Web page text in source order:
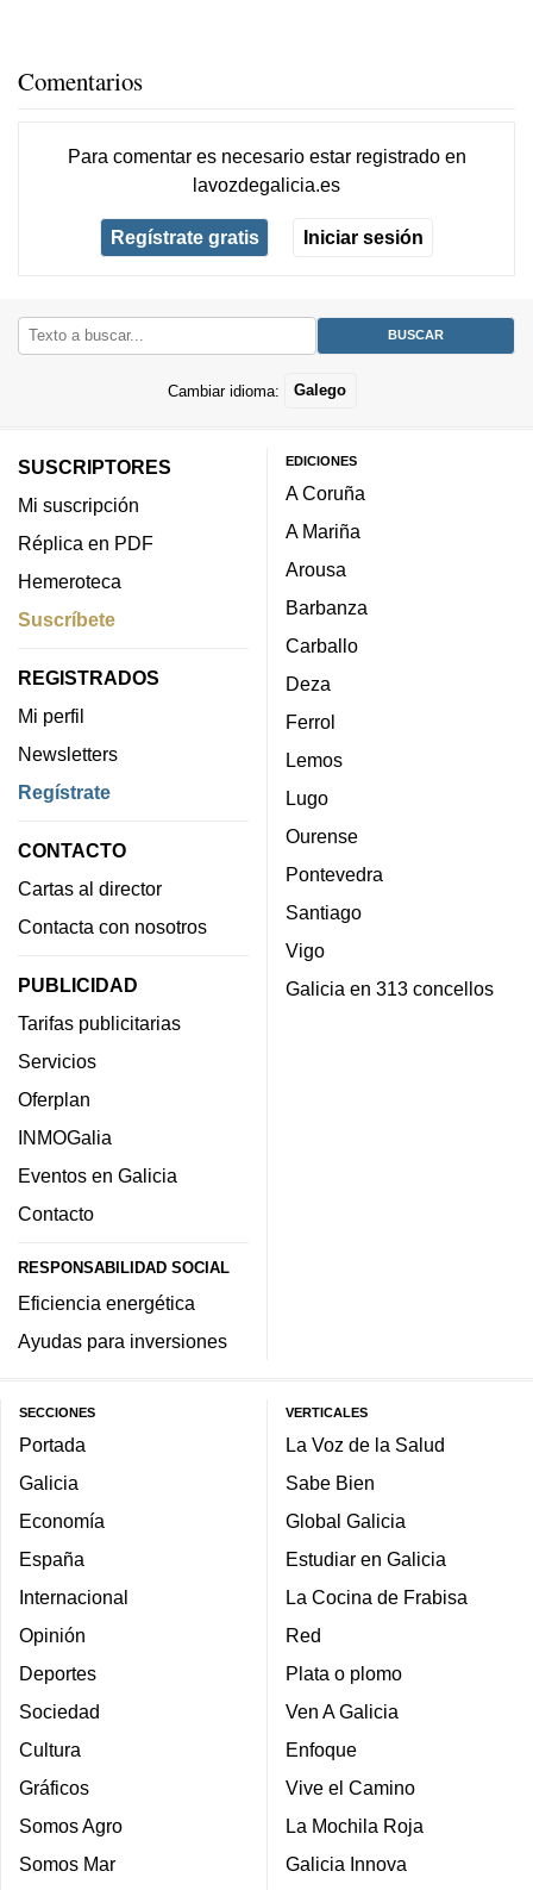
Comentarios
Para comentar es necesario estar registradoen
lavozdegalicia.es
Regístrate gratis Iniciar sesión
Cambiar idioma: Galego
SUSCRIPTORES
Mi suscripción
Réplica en PDF
Hemeroteca
Suscríbete
REGISTRADOS
Mi perfil
Newsletters
Regístrate
CONTACTO
Cartas al director
Contacta con nosotros
PUBLICIDAD
Tarifas publicitarias
Servicios
Oferplan
INMOGalia
Eventos en Galicia
Contacto
RESPONSABILIDAD SOCIAL
Eficiencia energética
Ayudas para inversiones
EDICIONES
A Coruña
A Mariña
Arousa
Barbanza
Carballo
Deza
Ferrol
Lemos
Lugo
Ourense
Pontevedra
Santiago
Vigo
Galicia en 313 concellos
SECCIONES
Portada
Galicia
Economía
España
Internacional
Opinión
Deportes
Sociedad
Cultura
Gráficos
Somos Agro
Somos Mar
VERTICALES
La Voz de la Salud
Sabe Bien
Global Galicia
Estudiar en Galicia
La Cocina de Frabisa
Red
Plata o plomo
Ven A Galicia
Enfoque
Vive el Camino
La Mochila Roja
Galicia Innova